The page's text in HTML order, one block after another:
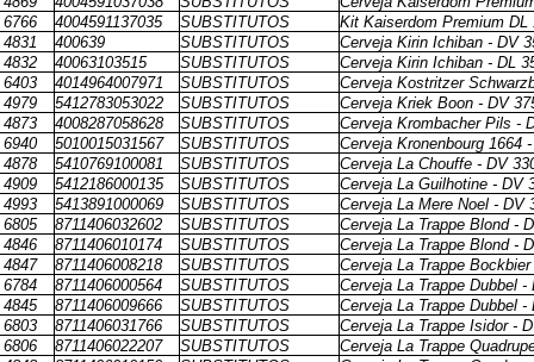
6766
4004591137035 SUBSTITUTOS
Kit Kaiserdom Premium DL
4831
400639 SUBSTITUTOS
Cerveja Kirin Ichiban - DV
4832
40063103515 SUBSTITUTOS
Cerveja Kirin Ichiban - DL
6403
4014964007971 SUBSTITUTOS
Cerveja Kostritzer
4979
5412783053022 SUBSTITUTOS
Cerveja Kriek Boon - DV
4873
4008287058628 SUBSTITUTOS
Cerveja Krombacher Pils -
6940
5010015031567 SUBSTITUTOS
Cerveja Kronenbourg 1664
4878
5410769100081 SUBSTITUTOS
Cerveja La Chouffe - DV
4909
5412186000135 SUBSTITUTOS
Cerveja La Guilhotine - DV
4993
5413891000069 SUBSTITUTOS
Cerveja La Mere Noel - DV
6805
8711406032602 SUBSTITUTOS
Cerveja La Trappe Blond -
4846
8711406010174 SUBSTITUTOS
Cerveja La Trappe Blond -
4847
8711406008218 SUBSTITUTOS
Cerveja La Trappe
6784
8711406000564 SUBSTITUTOS
Cerveja La Trappe Dubbel -
4845
8711406009666 SUBSTITUTOS
Cerveja La Trappe Dubbel -
6803
8711406031766 SUBSTITUTOS
Cerveja La Trappe Isidor -
6806
8711406022207 SUBSTITUTOS
Cerveja La Trappe